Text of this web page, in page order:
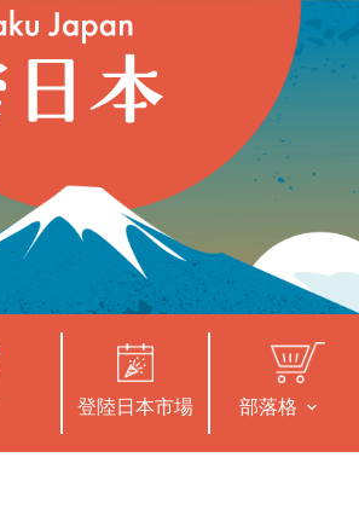
登陸日本市場 部落格